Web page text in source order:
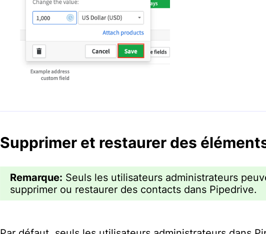
Supprimer et restaurer des
Remarque: Seuls les utilisateurs administrateurs
supprimer ou restaurer des contacts dans Pipedrive.